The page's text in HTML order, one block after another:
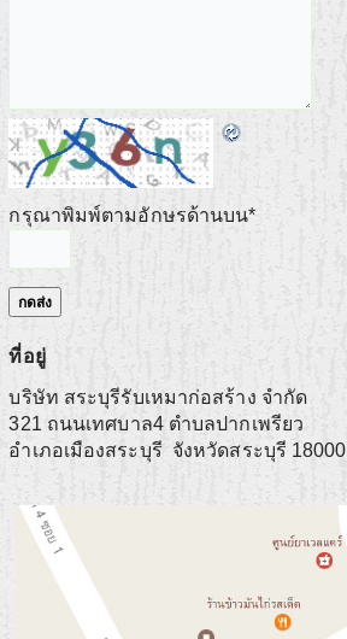
กรุณาพิมพ์ตามอักษรด้านบน*
ที่อยู่
บริษัท สระบุรีรับเหมาก่อสร้าง จำกัด
321 ถนนเทศบาล4 ตำบลปากเพรียว
อำเภอเมืองสระบุรี จังหวัดสระบุรี 18000